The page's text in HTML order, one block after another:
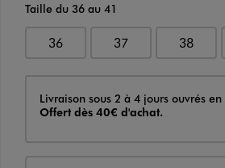
Taille du 36 au 41
36 37 38
Livraison
Livraison sous 2 à 4 jours ouvrés
Offert dès 40€ d'achat.